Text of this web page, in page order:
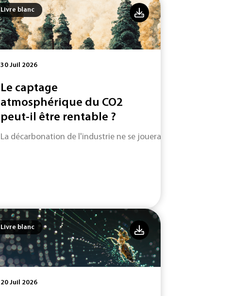
Livre blanc
30 Juil 2026
Le captage
atmosphérique du CO2
peut-il être rentable ?
La décarbonation de l'industrie ne se jouera pas uniquement
Livre blanc
20 Juil 2026